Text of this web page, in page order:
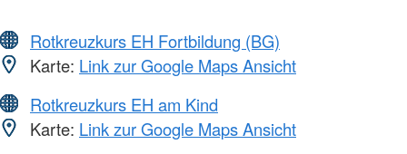
Rotkreuzkurs EH Fortbildung (BG)
Karte: Link zur Google Maps Ansicht
Rotkreuzkurs EH am Kind
Karte: Link zur Google Maps Ansicht